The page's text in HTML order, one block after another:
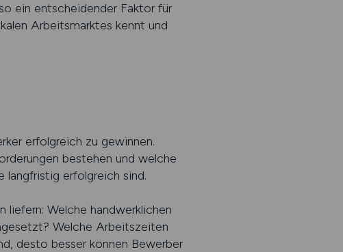
ein entscheidender Faktor für
Arbeitsmarktes kennt und
erfolgreich zu gewinnen.
bestehen und welche
langfristig erfolgreich sind.
Welche handwerklichen
Welche Arbeitszeiten
desto besser können Bewerber